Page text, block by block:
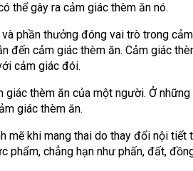
thể gây ra cảm giác thèm ăn nó.
phần thưởng đóng vai trò trong
đến cảm giác thèm ăn. Cảm giác
cảm giác đói.
giác thèm ăn của một người. Ở
giác thèm ăn.
mẽ khi mang thai do thay đổi nội
chẳng hạn như phấn, đất,